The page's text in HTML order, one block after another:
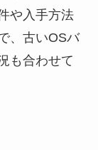
や入手方法
、古いOSバ
も合わせて